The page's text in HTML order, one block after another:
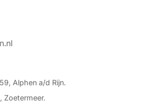
Alphen a/d Rijn.
Zoetermeer.